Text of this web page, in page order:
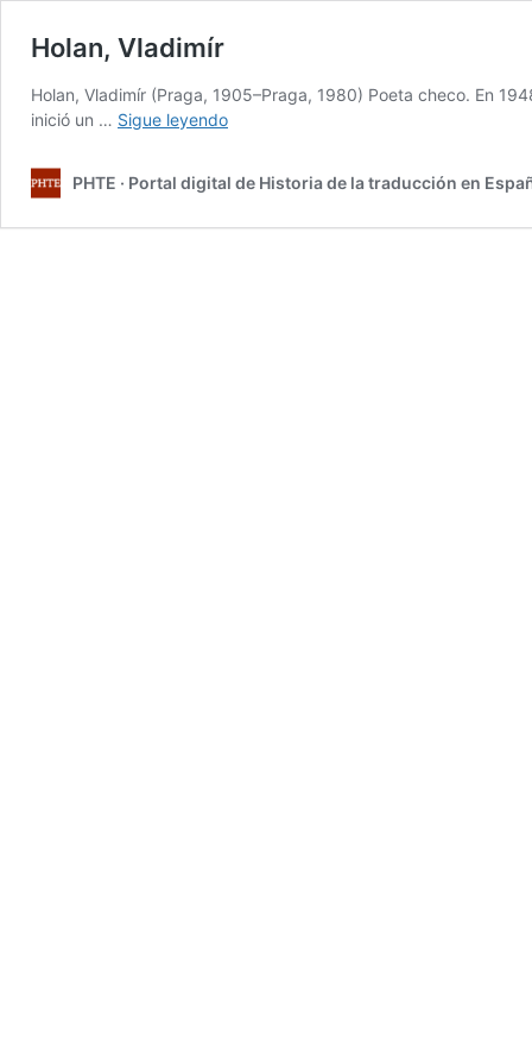
Holan, Vladimír
Holan, Vladimír (Praga, 1905–Praga, 1980) Poeta checo. En
inició un … Sigue leyendoHolan,
PHTE · Portal digital de Historia de la traducción en